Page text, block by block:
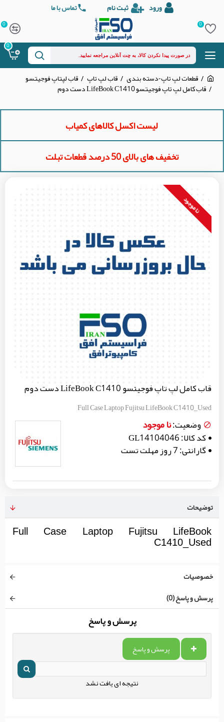
ورود ثبت نام تماس با ما
0
0
0
قطعات لپ تاپ-دسته بندی قاب لپ تاپ قاب لپتاپ فوجیتسو
قاب کامل لپ تاپ فوجیتسو LifeBook C1410 دست دوم
لیست اکسل کالاهای کمیاب
تخفیف های بالای 50 درصد قطعات تبلت
نا موجود
قاب کامل لپ تاپ فوجیتسو LifeBook C1410 دست دوم
Full Case Laptop Fujitsu LifeBook C1410_Used
وضعیت:نا موجود
کد کالا:GL14104046
گارانتی:7 روز مهلت تست
توضیحات
Full Case Laptop Fujitsu LifeBook
C1410_Used
خصوصیات
پرسش و پاسخ (0)
پرسش و پاسخ
پرسش و پاسخ
نتیجه ای یافت نشد